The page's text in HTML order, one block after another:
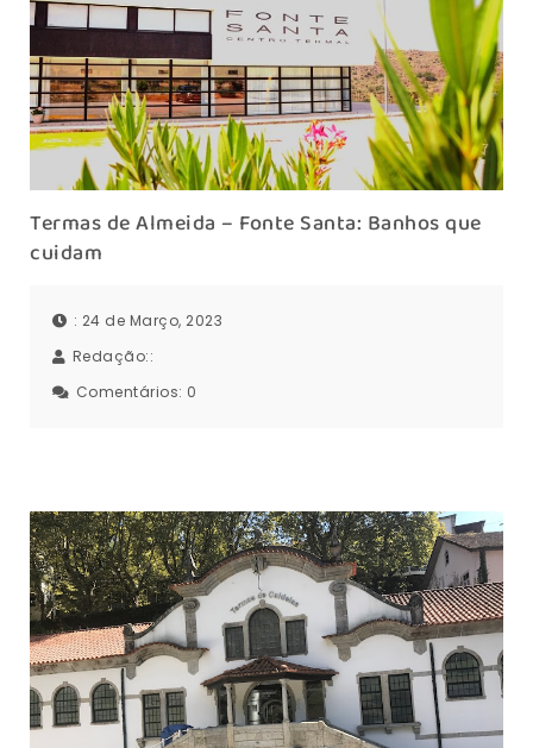
Termas de Almeida – Fonte Santa: Banhos que
cuidam
: 24 de Março, 2023
Redação::
Comentários: 0